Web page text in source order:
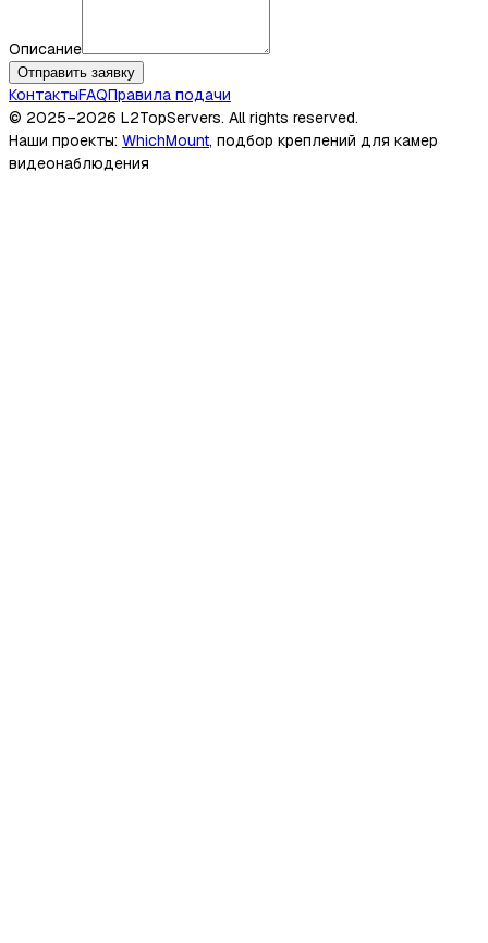
Описание
Отправить заявку
КонтактыFAQПравила подачи
© 2025–2026 L2TopServers. All rights reserved.
Наши проекты: WhichMount, подбор креплений для камер
видеонаблюдения